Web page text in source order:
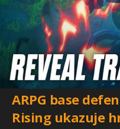
ARPG base
Rising ukazuje